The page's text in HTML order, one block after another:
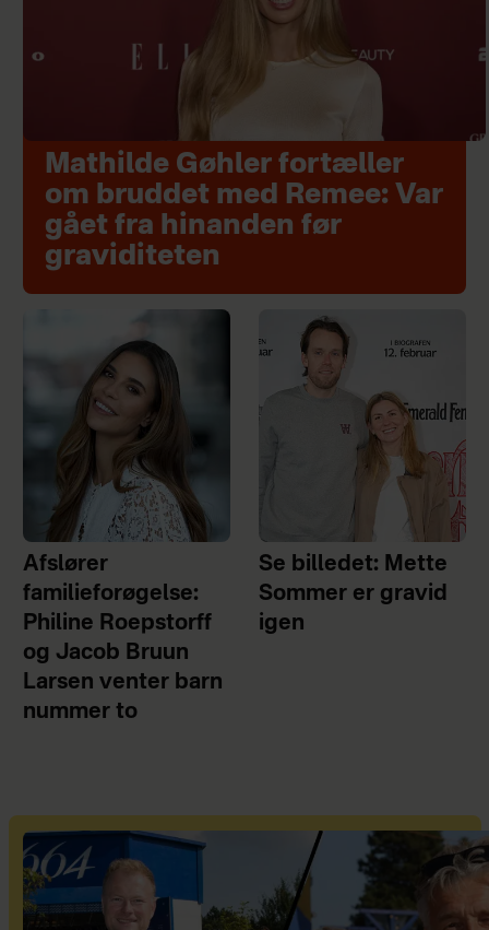
Mathilde Gøhler fortæller
om bruddet med Remee: Var
gået fra hinanden før
graviditeten
Afslører
familieforøgelse:
Philine Roepstorff
og Jacob Bruun
Larsen venter barn
nummer to
Se billedet: Mette
Sommer er gravid
igen